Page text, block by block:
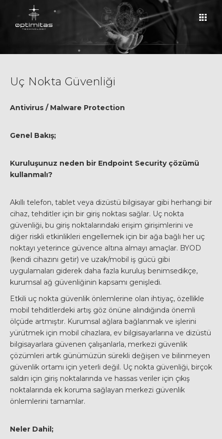
Uç Nokta Güvenliği
Antivirus / Malware Protection
Genel Bakış;
Kuruluşunuz neden bir Endpoint Security çözümü
kullanmalı?
Akıllı telefon, tablet veya dizüstü bilgisayar gibi herhangi bir
cihaz, tehditler için bir giriş noktası sağlar. Uç nokta
güvenliği, bu giriş noktalarındaki erişim girişimlerini ve
diğer riskli etkinlikleri engellemek için bir ağa bağlı her uç
noktayı yeterince güvence altına almayı amaçlar. BYOD
(kendi cihazını getir) ve uzak/mobil iş gücü gibi
uygulamaları giderek daha fazla kuruluş benimsedikçe,
kurumsal ağ güvenliğinin kapsamı genişledi.
Etkili uç nokta güvenlik önlemlerine olan ihtiyaç, özellikle
mobil tehditlerdeki artış göz önüne alındığında önemli
ölçüde artmıştır. Kurumsal ağlara bağlanmak ve işlerini
yürütmek için mobil cihazlara, ev bilgisayarlarına ve dizüstü
bilgisayarlara güvenen çalışanlarla, merkezi güvenlik
çözümleri artık günümüzün sürekli değişen ve bilinmeyen
güvenlik ortamı için yeterli değil. Uç nokta güvenliği, birçok
saldırı için giriş noktalarında ve hassas veriler için çıkış
noktalarında ek koruma sağlayan merkezi güvenlik
önlemlerini tamamlar.
Neler Dahil;